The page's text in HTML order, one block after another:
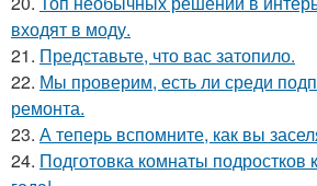
входят в моду.
21. Представьте, что вас затопило.
22. Мы проверим, есть ли среди
ремонта.
23. А теперь вспомните, как вы
24. Подготовка комнаты подростков